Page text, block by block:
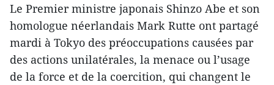
Le Premier ministre japonais Shinzo Abe et son
homologue néerlandais Mark Rutte ont partagé
m​ardi à Tokyo ​des préoccupations causées par
des actions unilatérales, la menace ou l’usage
de la force et de la coercition, qui changent le